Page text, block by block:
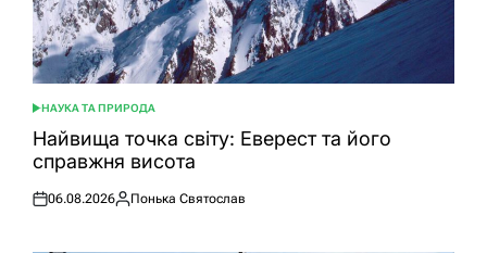
ОПУБЛІКУВАТИ
У
НАУКА ТА ПРИРОДА
Найвища точка світу: Еверест та його
справжня висота
Оприлюднено
06.08.2026
Опубліковано
Понька Святослав